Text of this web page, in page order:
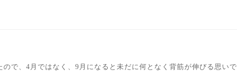
で、4月ではなく、9月になると未だに何となく背筋が伸びる思いで